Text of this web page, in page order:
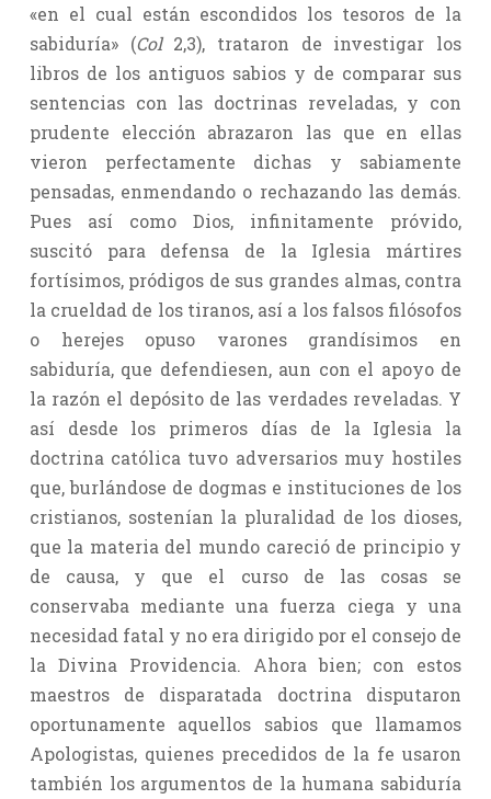
«en el cual están escondidos los tesoros de la
sabiduría» (Col2,3), trataron de investigar los
libros de los antiguos sabios y de comparar sus
sentencias con las doctrinas reveladas, y con
prudente elección abrazaron las que en ellas
vieron perfectamente dichas y sabiamente
pensadas, enmendando o rechazando las demás.
Pues así como Dios, infinitamente próvido,
suscitó para defensa de la Iglesia mártires
fortísimos, pródigos de sus grandes almas, contra
la crueldad de los tiranos, así a los falsos filósofos
o herejes opuso varones grandísimos en
sabiduría, que defendiesen, aun con el apoyo de
la razón el depósito de las verdades reveladas. Y
así desde los primeros días de la Iglesia la
doctrina católica tuvo adversarios muy hostiles
que, burlándose de dogmas e instituciones de los
cristianos, sostenían la pluralidad de los dioses,
que la materia del mundo careció de principio y
de causa, y que el curso de las cosas se
conservaba mediante una fuerza ciega y una
necesidad fatal y no era dirigido por el consejo de
la Divina Providencia. Ahora bien; con estos
maestros de disparatada doctrina disputaron
oportunamente aquellos sabios que llamamos
Apologistas, quienes precedidos de la fe usaron
también los argumentos de la humana sabiduría